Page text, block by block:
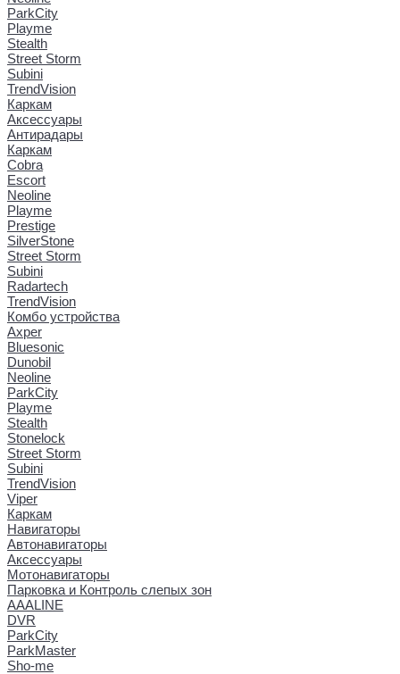
ParkCity
Playme
Stealth
Street Storm
Subini
TrendVision
Каркам
Аксессуары
Антирадары
Каркам
Cobra
Escort
Neoline
Playme
Prestige
SilverStone
Street Storm
Subini
Radartech
TrendVision
Комбо устройства
Axper
Bluesonic
Dunobil
Neoline
ParkCity
Playme
Stealth
Stonelock
Street Storm
Subini
TrendVision
Viper
Каркам
Навигаторы
Автонавигаторы
Аксессуары
Мотонавигаторы
Парковка и Контроль слепых зон
AAALINE
DVR
ParkCity
ParkMaster
Sho-me